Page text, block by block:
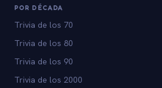
POR DÉCADA
Trivia de los 70
Trivia de los 80
Trivia de los 90
Trivia de los 2000